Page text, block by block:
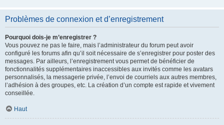
Problèmes de connexion et d’enregistrement
Pourquoi dois-je m’enregistrer ?
Vous pouvez ne pas le faire, mais l’administrateur du forum peut avoir
configuré les forums afin qu’il soit nécessaire de s’enregistrer pour poster des
messages. Par ailleurs, l’enregistrement vous permet de bénéficier de
fonctionnalités supplémentaires inaccessibles aux invités comme les avatars
personnalisés, la messagerie privée, l’envoi de courriels aux autres membres,
l’adhésion à des groupes, etc. La création d’un compte est rapide et vivement
conseillée.
Haut